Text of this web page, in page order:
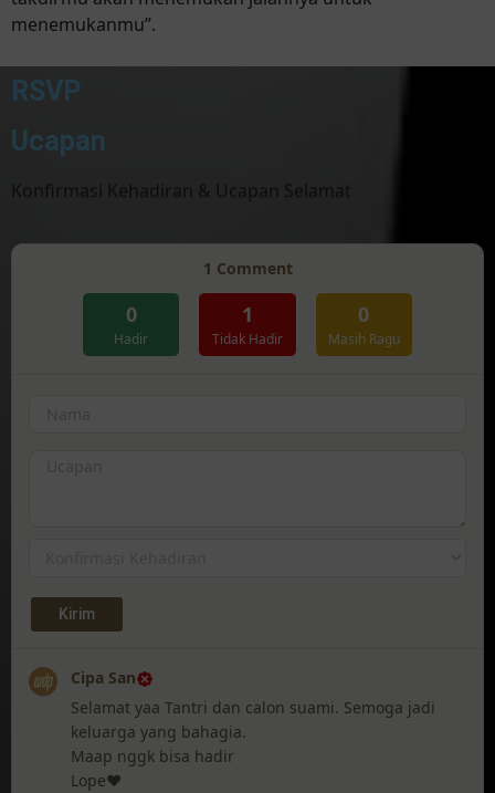
menemukanmu”.
RSVP
Ucapan
Konfirmasi Kehadiran & Ucapan Selamat
1 Comment
0
Hadir
1
Tidak Hadir
0
Masih Ragu
Cipa San
Selamat yaa Tantri dan calon suami. Semoga jadi
keluarga yang bahagia.
Maap nggk bisa hadir
Lope❤️